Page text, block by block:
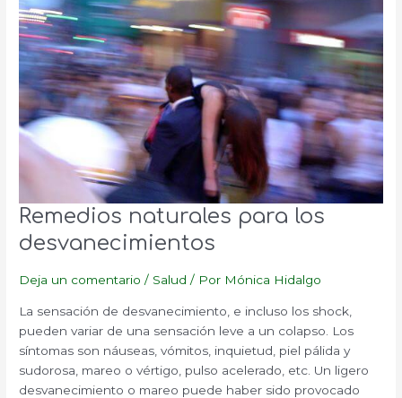
Remedios naturales para los
desvanecimientos
Deja un comentario / Salud / Por Mónica Hidalgo
La sensación de desvanecimiento, e incluso los shock,
pueden variar de una sensación leve a un colapso. Los
síntomas son náuseas, vómitos, inquietud, piel pálida y
sudorosa, mareo o vértigo, pulso acelerado, etc. Un ligero
desvanecimiento o mareo puede haber sido provocado